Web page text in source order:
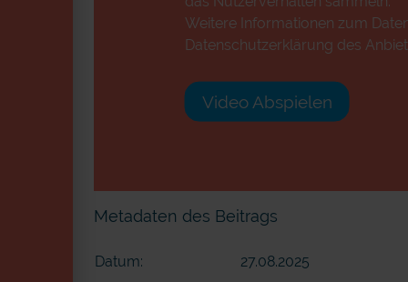
Weitere Informationen zum
Datenschutzerklärung des
Video Abspielen
Metadaten des Beitrags
Datum:
27.08.2025